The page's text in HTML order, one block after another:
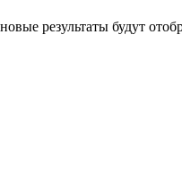
результаты будут